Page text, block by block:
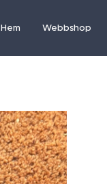
Hem Webbshop